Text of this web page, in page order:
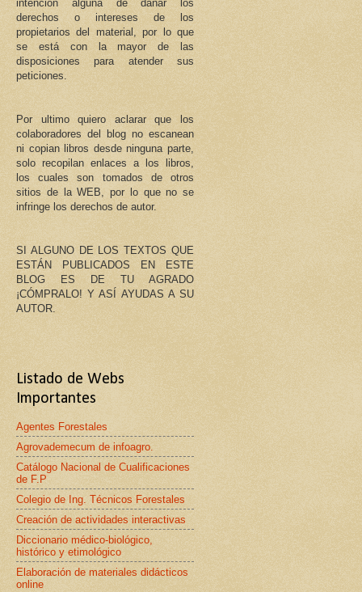
intención alguna de dañar los
derechos o intereses de los
propietarios del material, por lo que
se está con la mayor de las
disposiciones para atender sus
peticiones.
Por ultimo quiero aclarar que los
colaboradores del blog no escanean
ni copian libros desde ninguna parte,
solo recopilan enlaces a los libros,
los cuales son tomados de otros
sitios de la WEB, por lo que no se
infringe los derechos de autor.
SI ALGUNO DE LOS TEXTOS QUE
ESTÁN PUBLICADOS EN ESTE
BLOG ES DE TU AGRADO
¡CÓMPRALO! Y ASÍ AYUDAS A SU
AUTOR.
Listado de Webs
Importantes
Agentes Forestales
Agrovademecum de infoagro.
Catálogo Nacional de Cualificaciones
de F.P
Colegio de Ing. Técnicos Forestales
Creación de actividades interactivas
Diccionario médico-biológico,
histórico y etimológico
Elaboración de materiales didácticos
online